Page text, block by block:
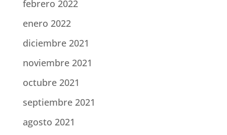
febrero 2022
enero 2022
diciembre 2021
noviembre 2021
octubre 2021
septiembre 2021
agosto 2021